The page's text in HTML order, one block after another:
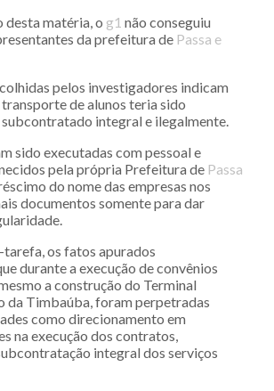
desta matéria, o g1 não conseguiu
da prefeitura de Passa e
pelos investigadores indicam
de alunos teria sido
integral e ilegalmente.
sido executadas com pessoal e
pela própria Prefeitura de Passa
do nome das empresas nos
documentos somente para dar
tarefa, os fatos apurados
durante a execução de convênios
a construção do Terminal
da Timbaúba, foram perpetradas
como direcionamento em
na execução dos contratos,
integral dos serviços